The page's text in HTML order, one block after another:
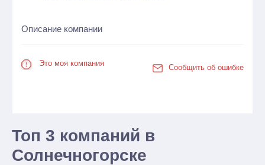
Описание компании
Это моя компания Сообщить об ошибке
Топ 3 компаний в
Солнечногорске